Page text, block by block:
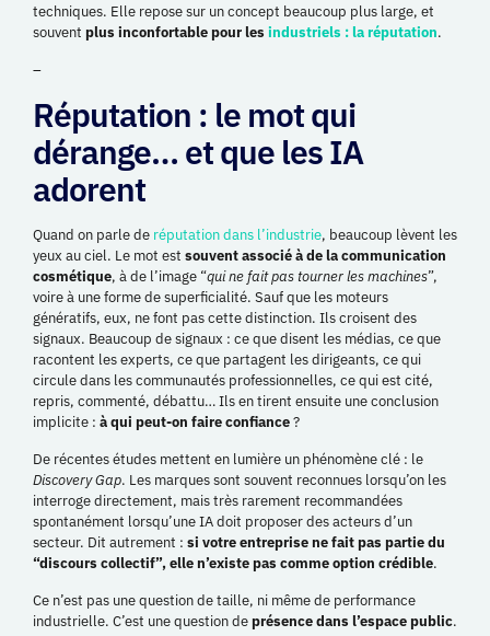
techniques. Elle repose sur un concept beaucoup plus large, et
souvent plus inconfortable pour les industriels : la réputation.
–
Réputation : le mot qui
dérange… et que les IA
adorent
Quand on parle de réputation dans l’industrie, beaucoup lèvent les
yeux au ciel. Le mot est souvent associé à de la communication
cosmétique, à de l’image “qui ne fait pas tourner les machines”,
voire à une forme de superficialité. Sauf que les moteurs
génératifs, eux, ne font pas cette distinction. Ils croisent des
signaux. Beaucoup de signaux : ce que disent les médias, ce que
racontent les experts, ce que partagent les dirigeants, ce qui
circule dans les communautés professionnelles, ce qui est cité,
repris, commenté, débattu… Ils en tirent ensuite une conclusion
implicite : à qui peut-on faire confiance?
De récentes études mettent en lumière un phénomène clé : le
Discovery Gap. Les marques sont souvent reconnues lorsqu’on les
interroge directement, mais très rarement recommandées
spontanément lorsqu’une IA doit proposer des acteurs d’un
secteur. Dit autrement : si votre entreprise ne fait pas partie du
“discours collectif”, elle n’existe pas comme option crédible.
Ce n’est pas une question de taille, ni même de performance
industrielle. C’est une question deprésence dans l’espace public.